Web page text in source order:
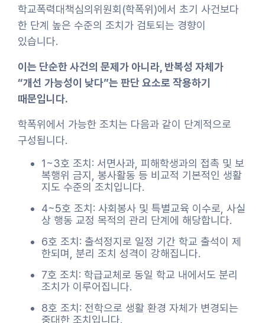
학교폭력대책심의위원회(학폭위)에서 초기 사건보다
한 단계 높은 수준의 조치가 검토되는 경향이
있습니다.
이는 단순한 사건의 문제가 아니라, 반복성 자체가
“개선 가능성이 낮다”는 판단 요소로 작용하기
때문입니다.
학폭위에서 가능한 조치는 다음과 같이 단계적으로
구성됩니다.
1~3호 조치: 서면사과, 피해학생과의 접촉 및 보
복행위 금지, 봉사활동 등 비교적 기본적인 생활
지도 수준의 조치입니다.
4~5호 조치: 사회봉사 및 특별교육 이수로, 사실
상 행동 교정 목적의 관리 단계에 해당합니다.
6호 조치: 출석정지로 일정 기간 학교 출석이 제
한되며, 분리 조치 성격이 강해집니다.
7호 조치: 학급교체로 동일 학교 내에서도 분리
조치가 이루어집니다.
8호 조치: 전학으로 생활 환경 자체가 변경되는
중대한 조치입니다.